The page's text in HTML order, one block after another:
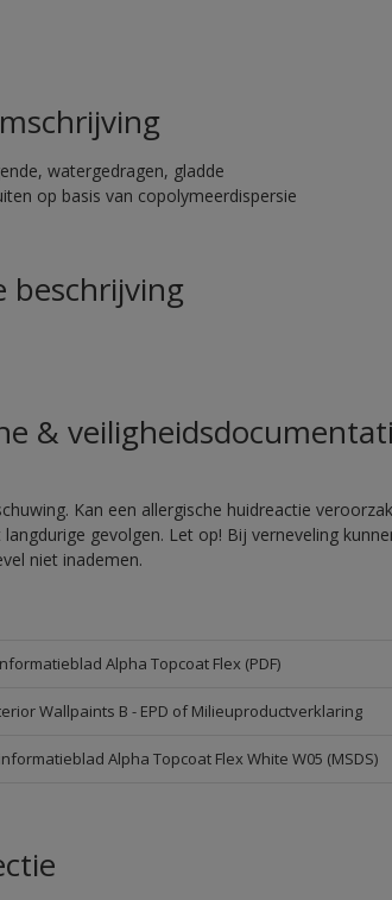
watergedragen, gladde
op basis van copolymeerdispersie
beschrijving
&
Kan een allergische huidreactie
gevolgen. Let op! Bij verneveling
niet inademen.
Alpha Topcoat Flex (PDF)
Wallpaints B - EPD of Milieuproductverklaring
Alpha Topcoat Flex White W05 (MSDS)